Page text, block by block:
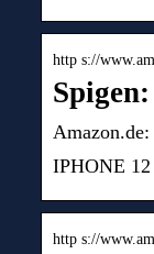
http s://
IPHONE
http s://